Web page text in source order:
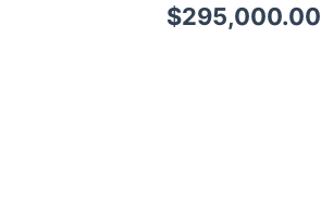
$295,000.00